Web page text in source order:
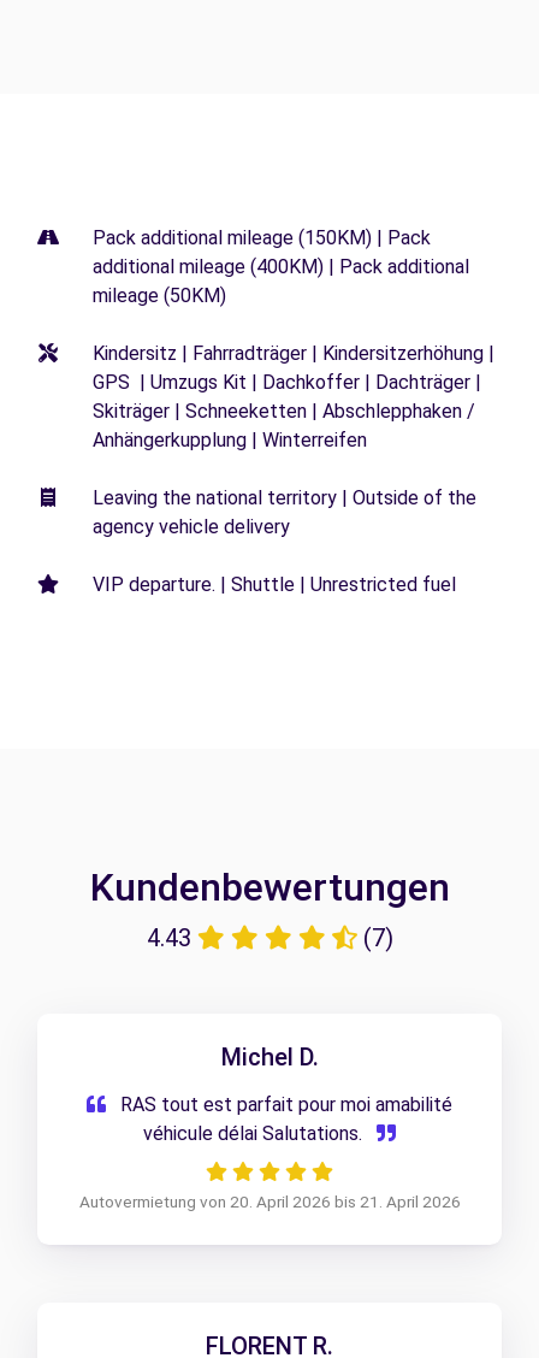
Pack additional mileage (150KM) | Pack
additional mileage (400KM) | Pack additional
mileage (50KM)
Kindersitz | Fahrradträger | Kindersitzerhöhung |
GPS | Umzugs Kit | Dachkoffer | Dachträger |
Skiträger | Schneeketten | Abschlepphaken /
Anhängerkupplung | Winterreifen
Leaving the national territory | Outside of the
agency vehicle delivery
VIP departure. | Shuttle | Unrestricted fuel
Kundenbewertungen
4.43 (7)
Michel D.
RAS tout est parfait pour moi amabilité
véhicule délai Salutations.
Autovermietung von 20. April 2026 bis 21. April 2026
FLORENT R.